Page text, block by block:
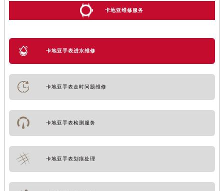
卡地亚维修服务
卡地亚手表进水维修
卡地亚手表走时问题维修
卡地亚手表检测服务
卡地亚手表划痕处理